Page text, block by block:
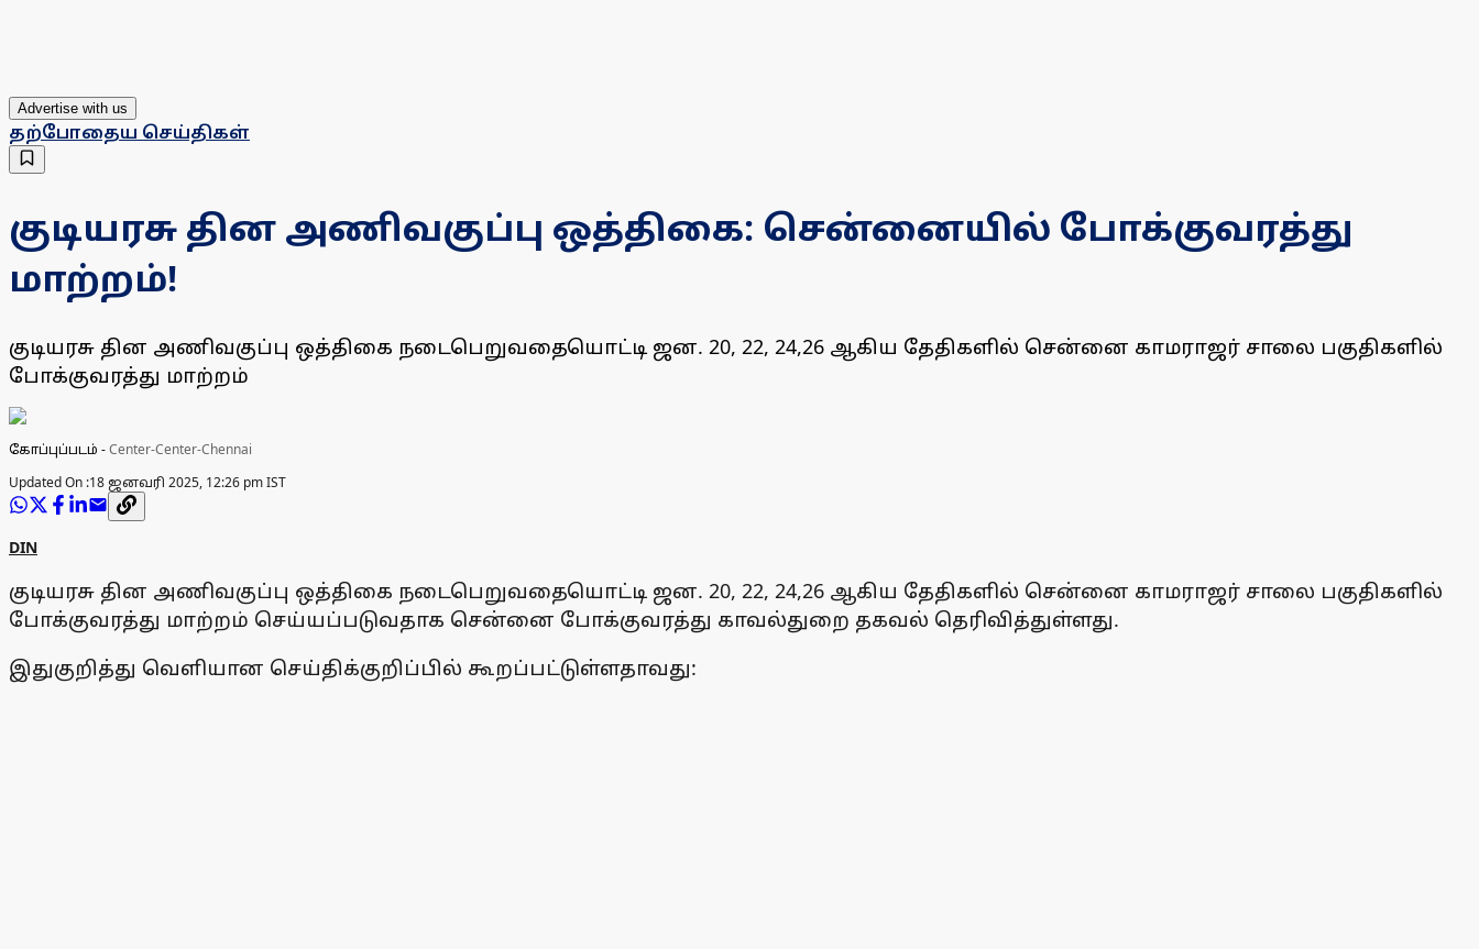
Advertise with us
தற்போதைய செய்திகள்
குடியரசு தின அணிவகுப்பு ஒத்திகை: சென்னையில் போக்குவரத்து
மாற்றம்!
குடியரசு தின அணிவகுப்பு ஒத்திகை நடைபெறுவதையொட்டி ஜன. 20, 22, 24,26 ஆகிய தேதிகளில் சென்னை காமராஜர் சாலை பகுதிகளில்
போக்குவரத்து மாற்றம்
கோப்புப்படம் -Center-Center-Chennai
Updated On :18 ஜனவரி 2025, 12:26 pm IST
DIN
குடியரசு தின அணிவகுப்பு ஒத்திகை நடைபெறுவதையொட்டி ஜன. 20, 22, 24,26 ஆகிய தேதிகளில் சென்னை காமராஜர் சாலை பகுதிகளில்
போக்குவரத்து மாற்றம் செய்யப்படுவதாக சென்னை போக்குவரத்து காவல்துறை தகவல் தெரிவித்துள்ளது.
இதுகுறித்து வெளியான செய்திக்குறிப்பில் கூறப்பட்டுள்ளதாவது: